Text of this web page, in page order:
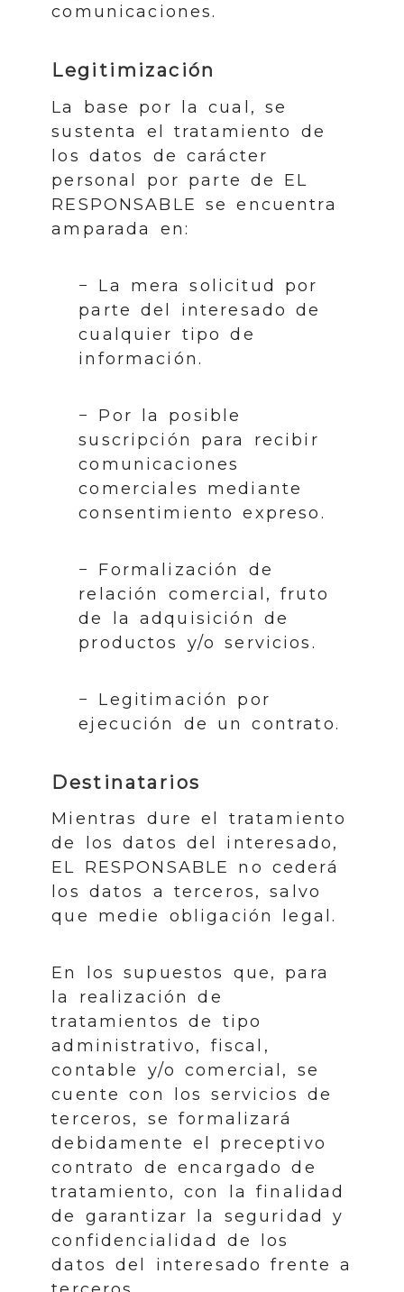
comunicaciones.
Legitimización
La base por la cual, se
sustenta el tratamiento de
los datos de carácter
personal por parte de EL
RESPONSABLE se encuentra
amparada en:
− La mera solicitud por
parte del interesado de
cualquier tipo de
información.
− Por la posible
suscripción para recibir
comunicaciones
comerciales mediante
consentimiento expreso.
− Formalización de
relación comercial, fruto
de la adquisición de
productos y/o servicios.
− Legitimación por
ejecución de un contrato.
Destinatarios
Mientras dure el tratamiento
de los datos del interesado,
EL RESPONSABLE no cederá
los datos a terceros, salvo
que medie obligación legal.
En los supuestos que, para
la realización de
tratamientos de tipo
administrativo, fiscal,
contable y/o comercial, se
cuente con los servicios de
terceros, se formalizará
debidamente el preceptivo
contrato de encargado de
tratamiento, con la finalidad
de garantizar la seguridad y
confidencialidad de los
datos del interesado frente a